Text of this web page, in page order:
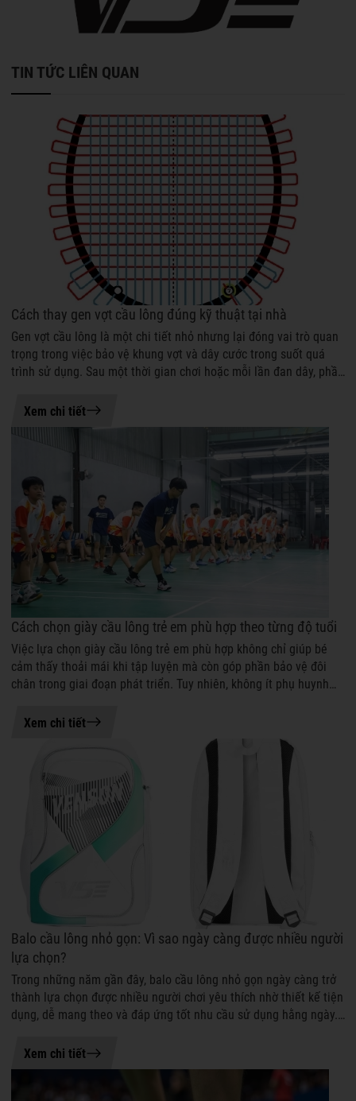
TIN TỨC LIÊN QUAN
07-08-2026 14:37
Cách thay gen vợt cầu lông đúng kỹ thuật tại nhà
Gen vợt cầu lông là một chi tiết nhỏ nhưng lại đóng vai trò quan
trọng trong việc bảo vệ khung vợt và dây cước trong suốt quá
trình sử dụng. Sau một thời gian chơi hoặc mỗi lần đan dây, phần
Xem chi tiết
06-08-2026 11:06
Cách chọn giày cầu lông trẻ em phù hợp theo từng độ tuổi
Việc lựa chọn giày cầu lông trẻ em phù hợp không chỉ giúp bé
cảm thấy thoải mái khi tập luyện mà còn góp phần bảo vệ đôi
chân trong giai đoạn phát triển. Tuy nhiên, không ít phụ huynh
Xem chi tiết
04-08-2026 17:24
Balo cầu lông nhỏ gọn: Vì sao ngày càng được nhiều người
lựa chọn?
Trong những năm gần đây, balo cầu lông nhỏ gọn ngày càng trở
thành lựa chọn được nhiều người chơi yêu thích nhờ thiết kế tiện
dụng, dễ mang theo và đáp ứng tốt nhu cầu sử dụng hằng ngày.
Xem chi tiết